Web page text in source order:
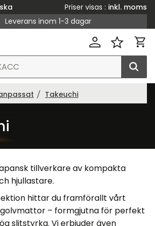
Priser visas
inkl. moms
Leverans inom 1-3 dagar
Takeuchi
tillverkare av kompakta
hjullastare.
hittar du framförallt vårt
– formgjutna för perfekt
slitstyrka. Vi erbjuder även